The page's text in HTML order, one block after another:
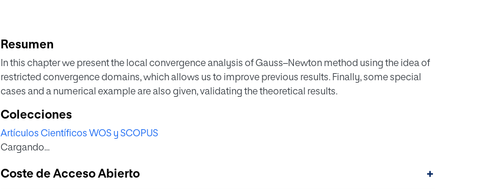
Resumen
In this chapter we present the local convergence analysis of Gauss–Newton method using the idea of
restricted convergence domains, which allows us to improve previous results. Finally, some special
cases and a numerical example are also given, validating the theoretical results.
Colecciones
Artículos Científicos WOS y SCOPUS
Cargando...
Coste de Acceso Abierto +